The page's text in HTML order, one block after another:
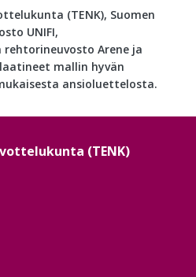
(TENK), Suomen
UNIFI,
Arene ja
mallin hyvän
ansioluettelosta.
(TENK)